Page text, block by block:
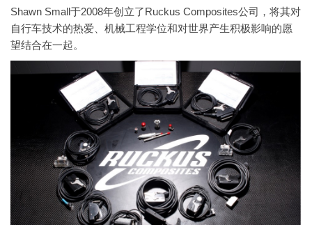
Shawn Small于2008年创立了Ruckus Composites公司，将其对
自行车技术的热爱、机械工程学位和对世界产生积极影响的愿
望结合在一起。